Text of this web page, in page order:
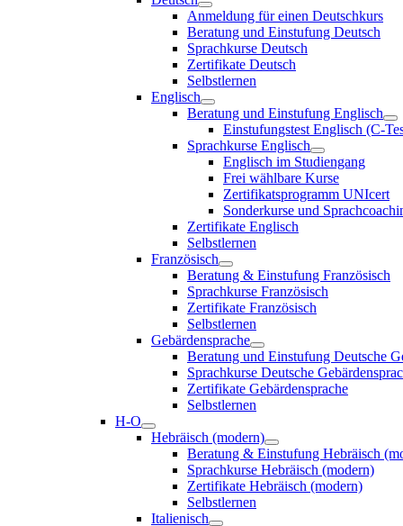
Anmeldung für einen Deutschkurs
Beratung und Einstufung Deutsch
Sprachkurse Deutsch
Zertifikate Deutsch
Selbstlernen
Englisch
Beratung und Einstufung Englisch
Einstufungstest Englisch (C-
Sprachkurse Englisch
Englisch im Studiengang
Frei wählbare Kurse
Zertifikatsprogramm UNIcert
Sonderkurse und
Zertifikate Englisch
Selbstlernen
Französisch
Beratung & Einstufung Französisch
Sprachkurse Französisch
Zertifikate Französisch
Selbstlernen
Gebärdensprache
Beratung und Einstufung Deutsche
Sprachkurse Deutsche
Zertifikate Gebärdensprache
Selbstlernen
H-O
Hebräisch (modern)
Beratung & Einstufung Hebräisch
Sprachkurse Hebräisch (modern)
Zertifikate Hebräisch (modern)
Selbstlernen
Italienisch